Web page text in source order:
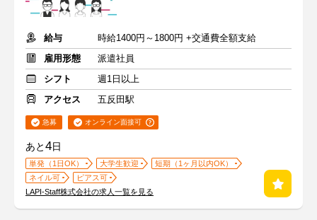
給与
時給1400円～1800円 +交通費全額支給
雇用形態
派遣社員
シフト
週1日以上
アクセス
五反田駅
急募 オンライン面接可
あと4日
単発（1日OK） 大学生歓迎
短期（1ヶ月以内OK）
ネイル可
ピアス可
LAPI-Staff株式会社の求人一覧を見る